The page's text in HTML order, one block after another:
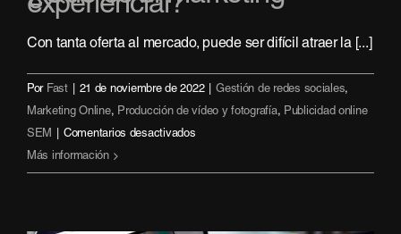
experiencial?
Con tanta oferta al mercado, puede ser difícil atraer la [...]
Por Fast 21 de noviembre de 2022 Gestión de redes sociales,
Marketing Online, Producción de vídeo y fotografía, Publicidad online
SEM Comentarios desactivadosen
Más información